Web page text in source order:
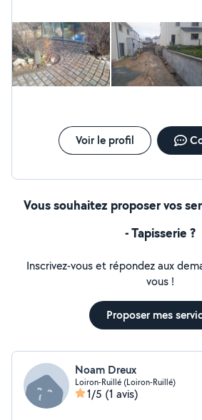
Voir le profil
Vous souhaitez proposer vos
- Tapisserie ?
Inscrivez-vous et répondez aux
vous !
Proposer mes
Noam Dreux
Loiron-Ruillé (Loiron-Ruillé)
1/5 (1 avis)